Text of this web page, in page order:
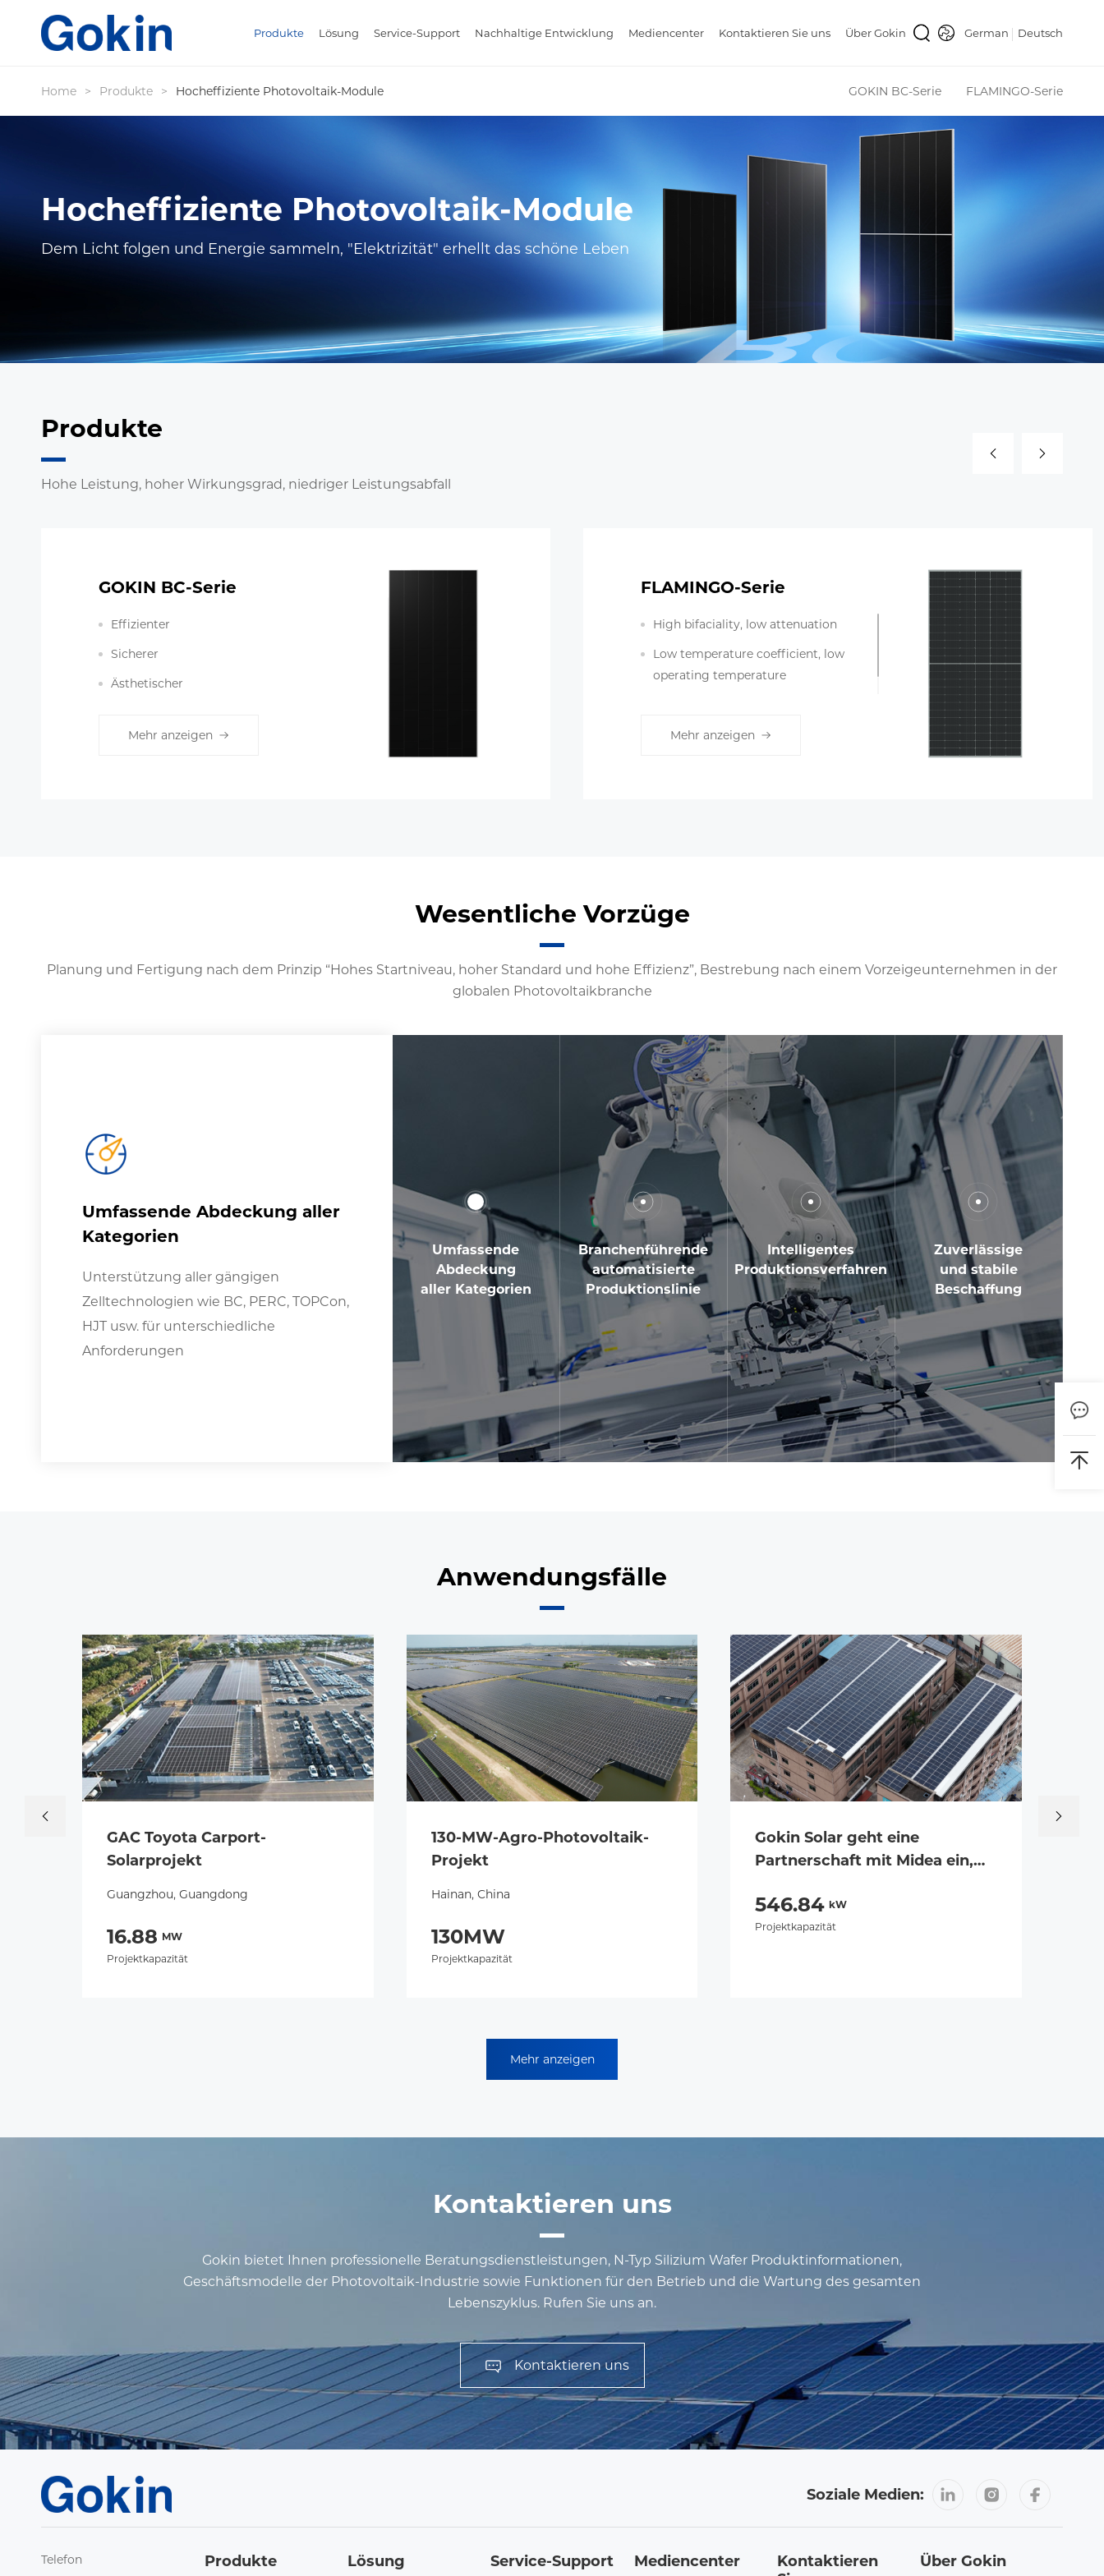
Produkte Lösung Service-Support Nachhaltige Entwicklung Mediencenter Kontaktieren Sie uns Über Gokin German Deutsch
Home > Produkte > Hocheffiziente Photovoltaik-Module GOKIN BC-Serie FLAMINGO-Serie
Hocheffiziente Photovoltaik-Module
Dem Licht folgen und Energie sammeln, "Elektrizität" erhellt das schöne Leben
Produkte
Hohe Leistung, hoher Wirkungsgrad, niedriger Leistungsabfall
GOKIN BC-Serie
Effizienter
Sicherer
Ästhetischer
Mehr anzeigen
FLAMINGO-Serie
High bifaciality, low attenuation
Low temperature coefficient, low
operating temperature
Mehr anzeigen
Wesentliche Vorzüge
Planung und Fertigung nach dem Prinzip “Hohes Startniveau, hoher Standard und hohe Effizienz”, Bestrebung nach einem Vorzeigeunternehmen in der
globalen Photovoltaikbranche
Umfassende Abdeckung aller
Kategorien
Unterstützung aller gängigen
Zelltechnologien wie BC, PERC, TOPCon,
HJT usw. für unterschiedliche
Anforderungen
Umfassende
Abdeckung
aller Kategorien
Branchenführende
automatisierte
Produktionslinie
Intelligentes
Produktionsverfahren
Zuverlässige
und stabile
Beschaffung
Anwendungsfälle
GAC Toyota Carport-
Solarprojekt
Guangzhou, Guangdong
16.88 MW
Projektkapazität
130-MW-Agro-Photovoltaik-
Projekt
Hainan, China
130MW
Projektkapazität
Gokin Solar geht eine
Partnerschaft mit Midea ein,
Solarprojekt zu entwickeln
546.84 kW
Projektkapazität
Mehr anzeigen
Kontaktieren uns
Gokin bietet Ihnen professionelle Beratungsdienstleistungen, N-Typ Silizium Wafer Produktinformationen,
Geschäftsmodelle der Photovoltaik-Industrie sowie Funktionen für den Betrieb und die Wartung des gesamten
Lebenszyklus. Rufen Sie uns an.
Kontaktieren uns
Soziale Medien:
Telefon Produkte Lösung Service-Support Mediencenter
Kontaktieren
Über Gokin